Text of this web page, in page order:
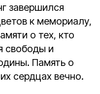
завершился
к мемориалу,
о тех, кто
свободы и
Память о
сердцах вечно.